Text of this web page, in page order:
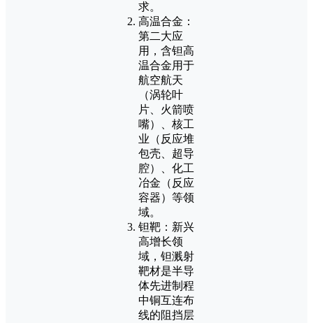
求。
高温合金：
第二大应
用，含钽高
温合金用于
航空航天
（涡轮叶
片、火箭喷
嘴）、核工
业（反应堆
包壳、超导
腔）、化工
冶金（反应
容器）等领
域。
钽靶：新兴
高增长领
域，钽溅射
靶材是半导
体先进制程
中铜互连布
线的阻挡层